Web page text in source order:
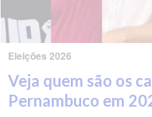
Eleições 2026
Veja quem são os
Pernambuco em